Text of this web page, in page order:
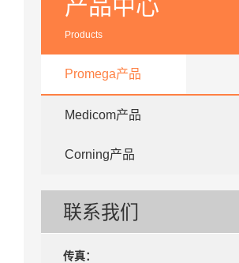
产品中心
Products
Promega产品
Medicom产品
Corning产品
联系我们
传真：